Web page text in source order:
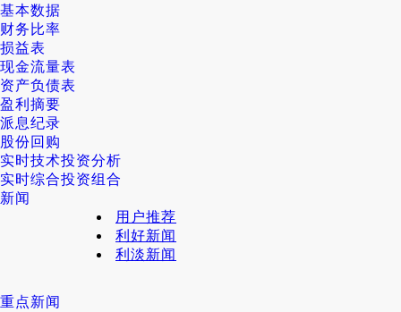
基本数据
财务比率
损益表
现金流量表
资产负债表
盈利摘要
派息纪录
股份回购
实时技术投资分析
实时综合投资组合
新闻
重点新闻
用户推荐
利好新闻
利淡新闻